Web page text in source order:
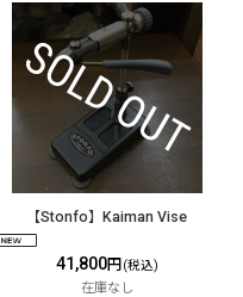
【Stonfo】Kaiman Vise
41,800円 (税込)
在庫なし